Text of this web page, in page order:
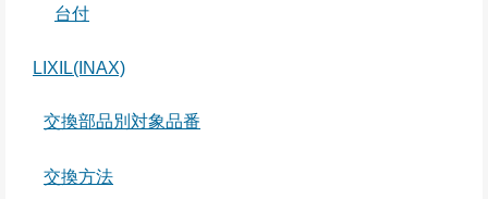
台付
LIXIL(INAX)
交換部品別対象品番
交換方法